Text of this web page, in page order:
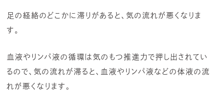
足の経絡のどこかに滞りがあると、気の流れが悪くなりま
す。
血液やリンパ液の循環は気のもつ推進力で押し出されてい
るので、気の流れが滞ると、血液やリンパ液などの体液の流
れが悪くなります。